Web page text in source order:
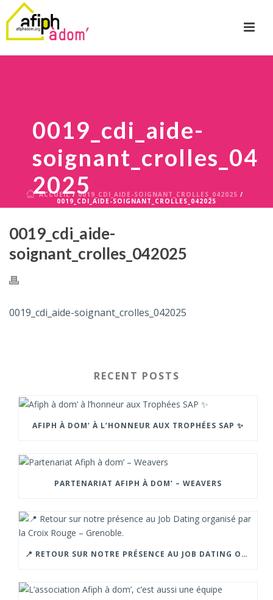
0019_cdi_aide-
soignant_crolles_04
2025
ACCUEIL/0019_CDI_AIDE-SOIGNANT_CROLLES_042025 /
0019_CDI_AIDE-SOIGNANT_CROLLES_042025
0019_cdi_aide-
soignant_crolles_042025
0019_cdi_aide-soignant_crolles_042025
RECENT POSTS
AFIPH À DOM’ À L’HONNEUR AUX TROPHÉES SAP ✨
PARTENARIAT AFIPH À DOM’ – WEAVERS
📍 RETOUR SUR NOTRE PRÉSENCE AU JOB DATING ORGANISÉ PAR LA CROIX ROUGE – GRENOBLE.